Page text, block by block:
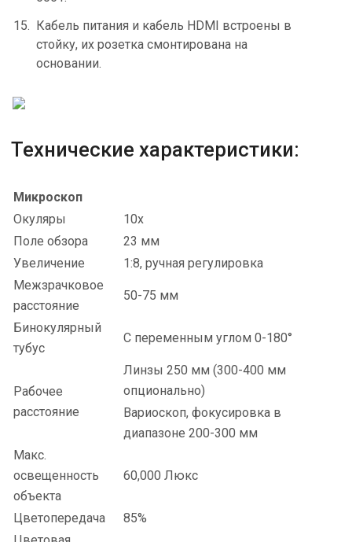
Кабель питания и кабель HDMI встроены в
стойку, их розетка смонтирована на
основании.
Технические характеристики:
Микроскоп
Окуляры
10х
Поле обзора
23 мм
Увеличение
1:8, ручная регулировка
Межзрачковое
расстояние
50-75 мм
Бинокулярный
тубус
С переменным углом 0-180°
Рабочее
расстояние
Линзы 250 мм (300-400 мм
опционально)
Вариоскоп, фокусировка в
диапазоне 200-300 мм
Макс.
освещенность
объекта
60,000 Люкс
Цветопередача
85%